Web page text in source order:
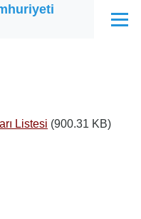
Menü
Listesi (900.31 KB)